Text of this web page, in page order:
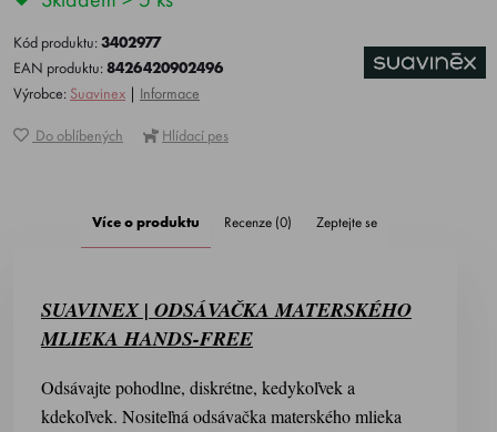
Kód produktu:3402977
EAN produktu:8426420902496
Výrobce: Suavinex | Informace
Do oblíbených Hlídací pes
Více o produktu Recenze (0) Zeptejte se
SUAVINEX | ODSÁVAČKA MATERSKÉHO
MLIEKA HANDS-FREE
Odsávajte pohodlne, diskrétne, kedykoľvek a
kdekoľvek. Nositeľná odsávačka materského mlieka